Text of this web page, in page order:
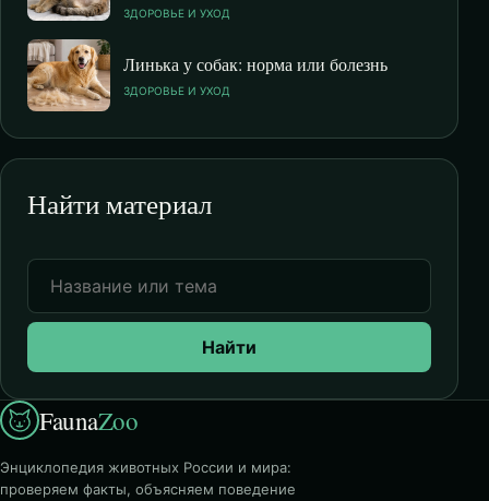
ЗДОРОВЬЕ И УХОД
Линька у собак: норма или болезнь
ЗДОРОВЬЕ И УХОД
Найти материал
Найти
FaunaZoo
Энциклопедия животных России и мира:
проверяем факты, объясняем поведение